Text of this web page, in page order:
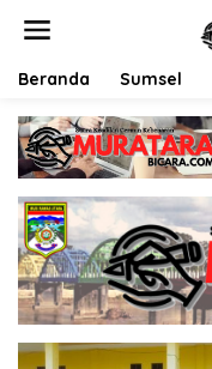
Beranda Sumsel